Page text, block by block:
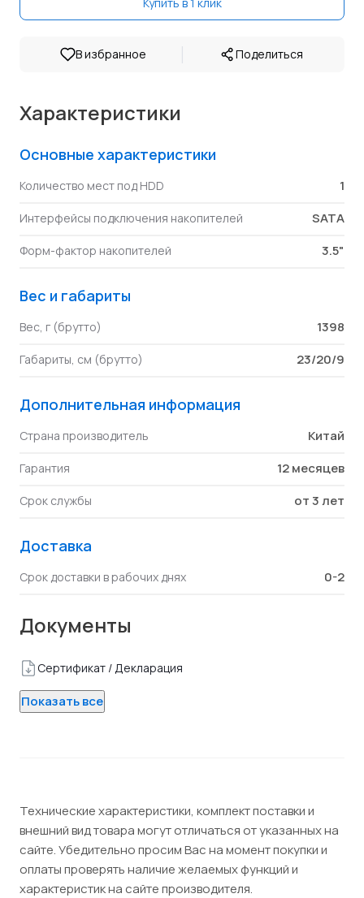
В избранное | Поделиться
Характеристики
Основные характеристики
Количество мест под HDD 1
Интерфейсы подключения накопителей SATA
Форм-фактор накопителей 3.5"
Вес и габариты
Вес, г (брутто) 1398
Габариты, см (брутто) 23/20/9
Дополнительная информация
Страна производитель Китай
Гарантия 12 месяцев
Срок службы от 3 лет
Доставка
Срок доставки в рабочих днях 0-2
Документы
Сертификат / Декларация
Показать все
Технические характеристики, комплект поставки и
внешний вид товара могут отличаться от указанных на
сайте. Убедительно просим Вас на момент покупки и
оплаты проверять наличие желаемых функций и
характеристик на сайте производителя.